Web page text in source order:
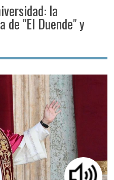
la
de "El Duende" y